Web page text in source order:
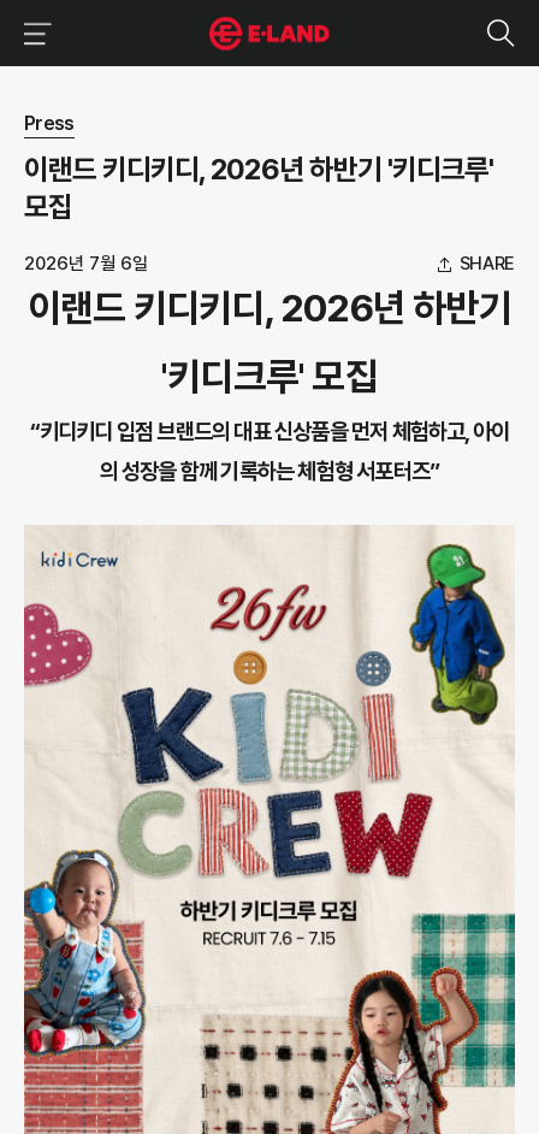
뉴스 상세보기
Press
이랜드 키디키디, 2026년 하반기 '키디크루'
모집
2026년 7월 6일 SHARE
이랜드 키디키디, 2026년 하반기
'키디크루' 모집
“키디키디 입점 브랜드의 대표 신상품을 먼저 체험하고, 아이
의 성장을 함께 기록하는 체험형 서포터즈”